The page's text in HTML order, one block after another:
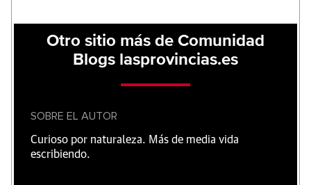
Otro sitio más de Comunidad
Blogs lasprovincias.es
SOBRE EL AUTOR
Curioso por naturaleza. Más de media vida
escribiendo.